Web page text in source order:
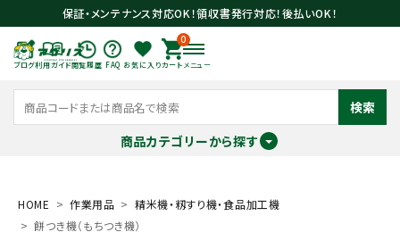
保証・メンテナンス対応OK！領収書発行対応！後払いOK！
ブログ利用ガイド閲覧履歴 FAQ お気に入り
0
カート メニュー
検索
商品カテゴリーから探す
meeting_room ログイン person 会員登録
HOME 作業用品
精米機・籾すり機・食品加工機
餅つき機（もちつき機）